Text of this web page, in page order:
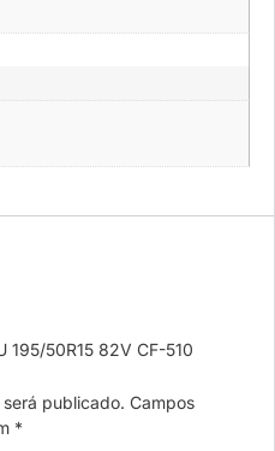
195/50R15 82V CF-510
publicado. Campos
*